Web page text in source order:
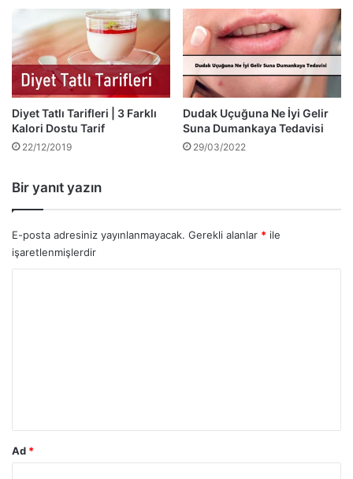
Diyet Tatlı Tarifleri | 3 Farklı
Kalori Dostu Tarif
22/12/2019
Dudak Uçuğuna Ne İyi Gelir
Suna Dumankaya Tedavisi
29/03/2022
Bir yanıt yazın
E-posta adresiniz yayınlanmayacak. Gerekli alanlar * ile
işaretlenmişlerdir
Ad *